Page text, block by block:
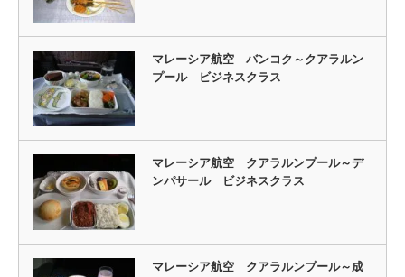
マレーシア航空 バンコク～クアラルン
プール ビジネスクラス
マレーシア航空 クアラルンプール～デ
ンパサール ビジネスクラス
マレーシア航空 クアラルンプール～成